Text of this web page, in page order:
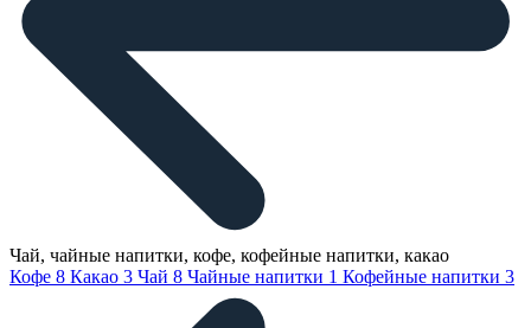
Чай, чайные напитки, кофе, кофейные напитки, какао
Кофе 8 Какао 3 Чай 8 Чайные напитки 1 Кофейные напитки 3